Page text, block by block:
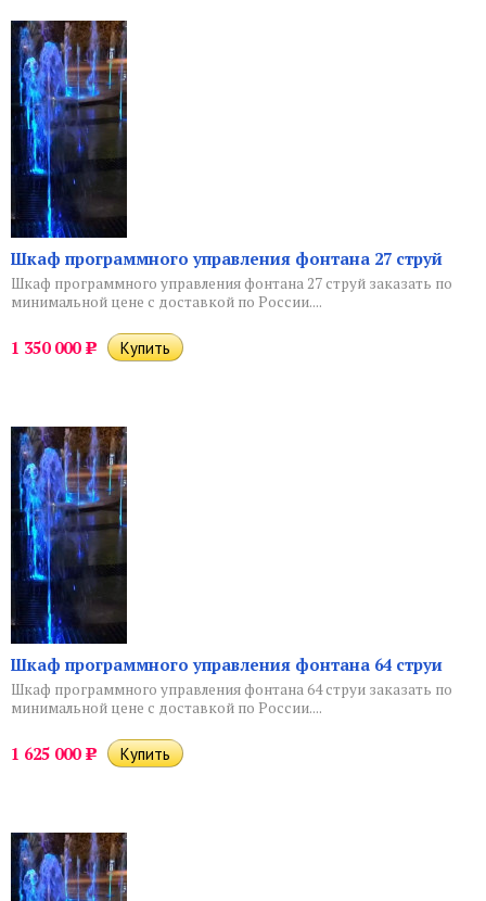
Шкаф программного управления фонтана 27 струй
Шкаф программного управления фонтана 27 струй заказать по
минимальной цене с доставкой по России....
1 350 000 Р
Шкаф программного управления фонтана 64 струи
Шкаф программного управления фонтана 64 струи заказать по
минимальной цене с доставкой по России....
1 625 000 Р